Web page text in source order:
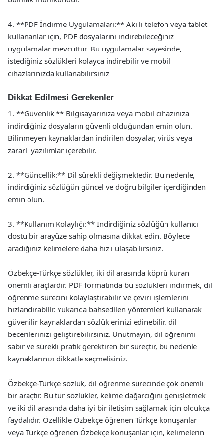
4. **PDF İndirme Uygulamaları:** Akıllı telefon veya tablet
kullananlar için, PDF dosyalarını indirebileceğiniz
uygulamalar mevcuttur. Bu uygulamalar sayesinde,
istediğiniz sözlükleri kolayca indirebilir ve mobil
cihazlarınızda kullanabilirsiniz.
Dikkat Edilmesi Gerekenler
1. **Güvenlik:** Bilgisayarınıza veya mobil cihazınıza
indirdiğiniz dosyaların güvenli olduğundan emin olun.
Bilinmeyen kaynaklardan indirilen dosyalar, virüs veya
zararlı yazılımlar içerebilir.
2. **Güncellik:** Dil sürekli değişmektedir. Bu nedenle,
indirdiğiniz sözlüğün güncel ve doğru bilgiler içerdiğinden
emin olun.
3. **Kullanım Kolaylığı:** İndirdiğiniz sözlüğün kullanıcı
dostu bir arayüze sahip olmasına dikkat edin. Böylece
aradığınız kelimelere daha hızlı ulaşabilirsiniz.
Özbekçe-Türkçe sözlükler, iki dil arasında köprü kuran
önemli araçlardır. PDF formatında bu sözlükleri indirmek, dil
öğrenme sürecini kolaylaştırabilir ve çeviri işlemlerini
hızlandırabilir. Yukarıda bahsedilen yöntemleri kullanarak
güvenilir kaynaklardan sözlüklerinizi edinebilir, dil
becerilerinizi geliştirebilirsiniz. Unutmayın, dil öğrenimi
sabır ve sürekli pratik gerektiren bir süreçtir, bu nedenle
kaynaklarınızı dikkatle seçmelisiniz.
Özbekçe-Türkçe sözlük, dil öğrenme sürecinde çok önemli
bir araçtır. Bu tür sözlükler, kelime dağarcığını genişletmek
ve iki dil arasında daha iyi bir iletişim sağlamak için oldukça
faydalıdır. Özellikle Özbekçe öğrenen Türkçe konuşanlar
veya Türkçe öğrenen Özbekçe konuşanlar için, kelimelerin